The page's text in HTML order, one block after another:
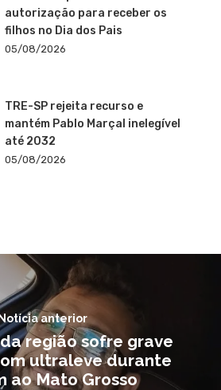
autorização para receber os
filhos no Dia dos Pais
05/08/2026
TRE-SP rejeita recurso e
mantém Pablo Marçal inelegível
até 2032
05/08/2026
Notícia anterior
região sofre grave
ultraleve durante
ao Mato Grosso